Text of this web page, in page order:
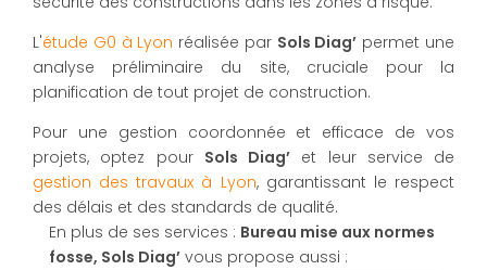
L'étude G0 à Lyon réalisée par Sols Diag’ permet une
analyse préliminaire du site, cruciale pour la
planification de tout projet de construction.
Pour une gestion coordonnée et efficace de vos
projets, optez pour Sols Diag’ et leur service de
gestion des travaux à Lyon, garantissant le respect
des délais et des standards de qualité.
En plus de ses services : Bureau mise aux normes
fosse, Sols Diag’ vous propose aussi :